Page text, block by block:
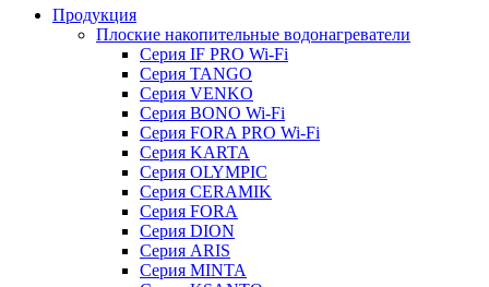
Продукция
Плоские накопительные водонагреватели
Серия IF PRO Wi-Fi
Серия TANGO
Серия VENKO
Серия BONO Wi-Fi
Серия FORA PRO Wi-Fi
Серия KARTA
Серия OLYMPIC
Серия CERAMIK
Серия FORA
Серия DION
Серия ARIS
Серия MINTA